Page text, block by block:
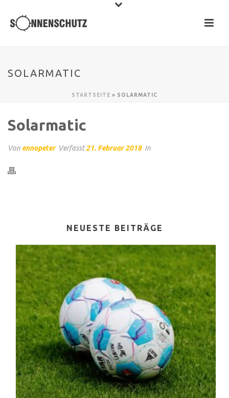
SOLARMATIC
STARTSEITE » SOLARMATIC
Solarmatic
Von ennopeter Verfasst21. Februar 2018 In
NEUESTE BEITRÄGE